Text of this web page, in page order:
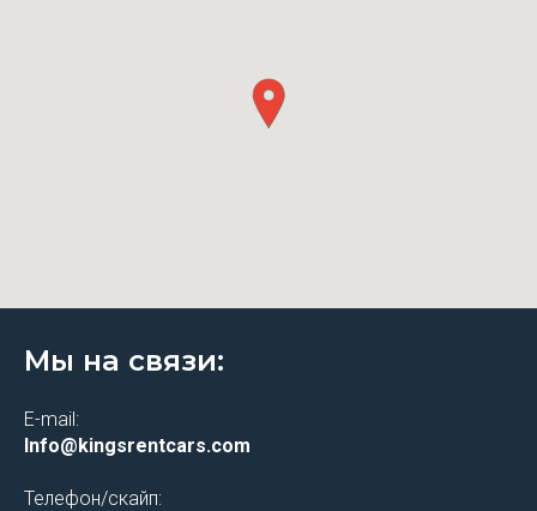
Мы на связи:
E-mail:
Info@kingsrentcars.com
Телефон/скайп: